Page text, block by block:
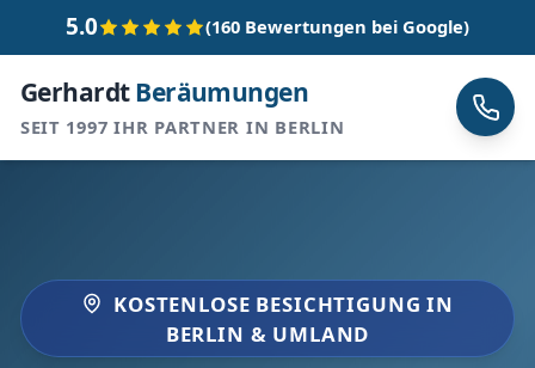
5.0 (160 Bewertungen bei Google)
GerhardtBeräumungen
SEIT 1997 IHR PARTNER IN BERLIN
KOSTENLOSE BESICHTIGUNG IN
BERLIN & UMLAND